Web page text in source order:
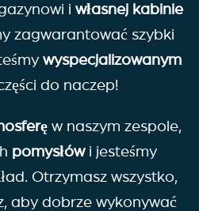
i własnej kabinie
zagwarantować szybki
wyspecjalizowanym
do naczep!
w naszym zespole,
pomysłówi jesteśmy
Otrzymasz wszystko,
aby dobrze wykonywać